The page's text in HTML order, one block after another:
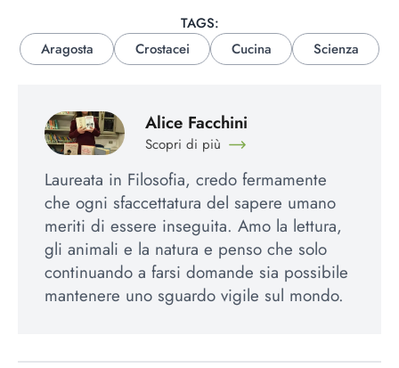
TAGS:
Aragosta
Crostacei Cucina Scienza
Alice Facchini
Scopri di più
Laureata in Filosofia, credo fermamente
che ogni sfaccettatura del sapere umano
meriti di essere inseguita. Amo la lettura,
gli animali e la natura e penso che solo
continuando a farsi domande sia possibile
mantenere uno sguardo vigile sul mondo.